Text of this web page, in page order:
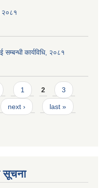
२०८१
सम्बन्धी कार्यविधि, २०८१
1 2 3
next › last »
सूचना